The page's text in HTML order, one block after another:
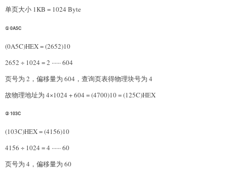
单页大小 1KB = 1024 Byte
① 0A5C
(0A5C)HEX = (2652)10
2652 ÷ 1024 = 2 ······ 604
页号为 2，偏移量为 604，查询页表得物理块号为 4
故物理地址为 4×1024 + 604 = (4700)10 = (125C)HEX
② 103C
(103C)HEX = (4156)10
4156 ÷ 1024 = 4 ······ 60
页号为 4，偏移量为 60